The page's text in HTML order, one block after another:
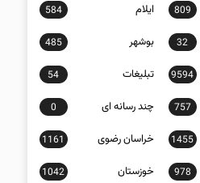
809 ایلام 584
32 بوشهر 485
9594 تبلیغات 54
757 چند رسانه ای 0
1455 خراسان رضوی 1161
978 خوزستان 1042